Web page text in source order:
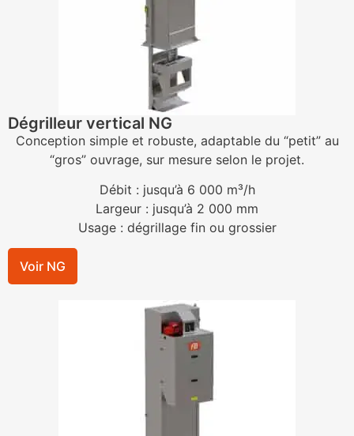
Dégrilleur vertical NG
Conception simple et robuste, adaptable du “petit” au
“gros” ouvrage, sur mesure selon le projet.
Débit : jusqu’à 6 000 m³/h
Largeur : jusqu’à 2 000 mm
Usage : dégrillage fin ou grossier
Voir NG